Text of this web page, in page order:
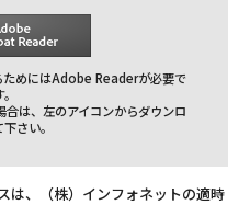
ためにはAdobe Readerが必要で
は、左のアイコンからダウンロ
さい。
は、（株）インフォネットの適時